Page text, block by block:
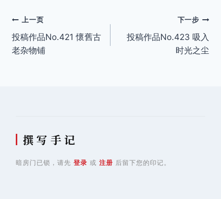
文
章
上一页
投稿作品No.421 懷舊古
老杂物铺
下一步
投稿作品No.423 吸入
时光之尘
撰 写 手 记
暗房门已锁，请先 登录 或 注册 后留下您的印记。